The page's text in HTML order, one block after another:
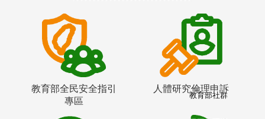
教育部全民安全指引
專區
人體研究倫理申訴
教育部社群